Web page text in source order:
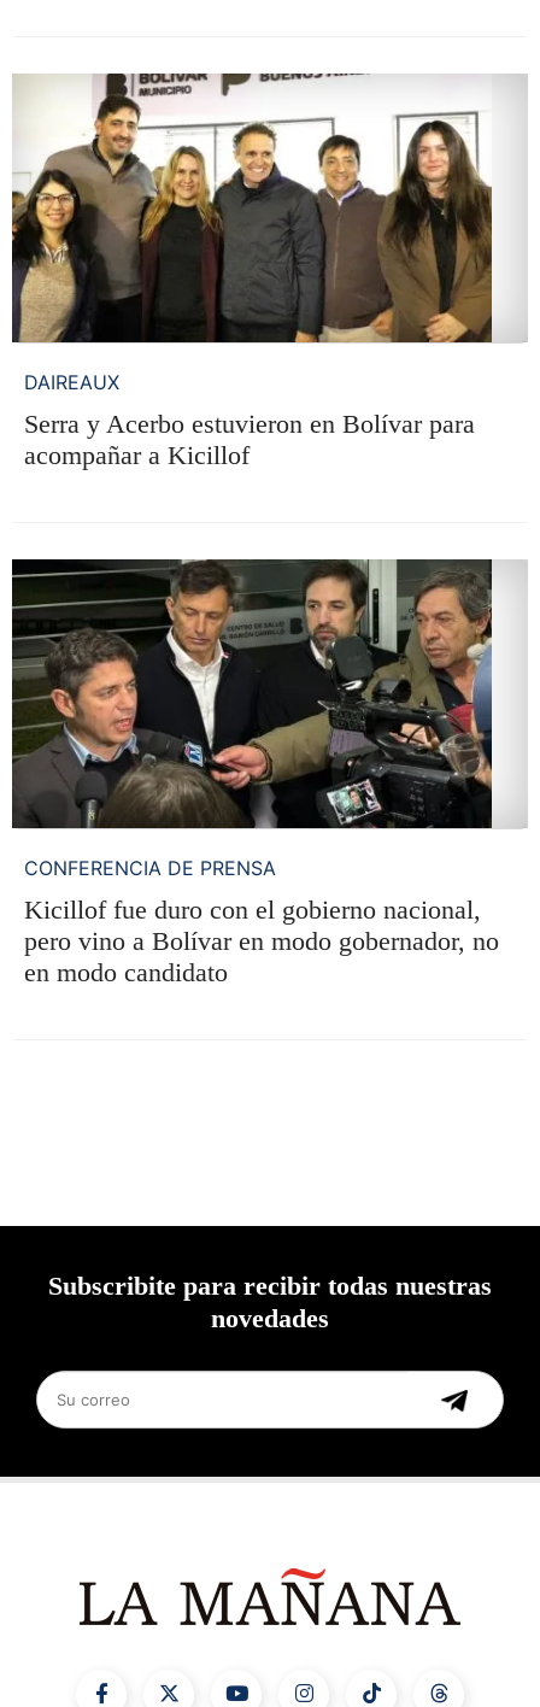
DAIREAUX
Serra y Acerbo estuvieron en Bolívar para
acompañar a Kicillof
CONFERENCIA DE PRENSA
Kicillof fue duro con el gobierno nacional,
pero vino a Bolívar en modo gobernador, no
en modo candidato
Subscribite para recibir todas nuestras
novedades